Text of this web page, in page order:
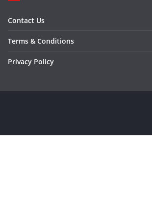
Contact Us
Terms & Conditions
Privacy Policy